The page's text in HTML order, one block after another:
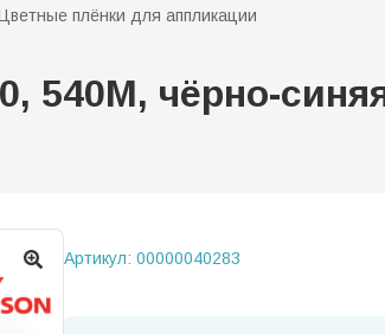
плёнки для аппликации
540М, чёрно-
Артикул: 00000040283